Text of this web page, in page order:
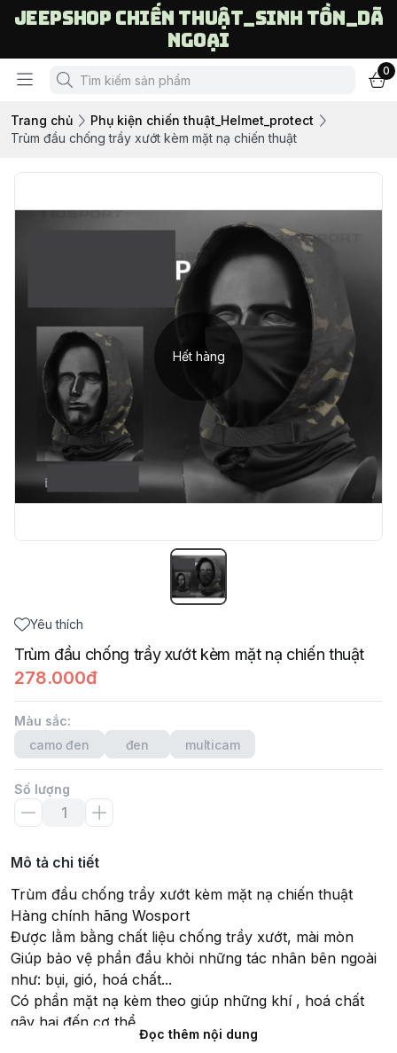
Jeepshop chiến thuật_sinh tồn_dã
ngoại
0
Trang chủ
Phụ kiện chiến thuật_Helmet_protect
Trùm đầu chống trầy xướt kèm mặt nạ chiến thuật
Hết hàng
Yêu thích
Trùm đầu chống trầy xướt kèm mặt nạ chiến thuật
278.000đ
Màu sắc:
camo đen
đen multicam
Số lượng
Mô tả chi tiết
Trùm đầu chống trầy xướt kèm mặt nạ chiến thuật
Hàng chính hãng Wosport
Được lằm bằng chất liệu chống trầy xướt, mài mòn
Giúp bảo vệ phần đầu khỏi những tác nhân bên ngoài
như: bụi, gió, hoá chất...
Có phần mặt nạ kèm theo giúp những khí , hoá chất
gây hại đến cơ thể
#trumdau #trummat #matna #phongdoc #chongdoc
Đọc thêm nội dung